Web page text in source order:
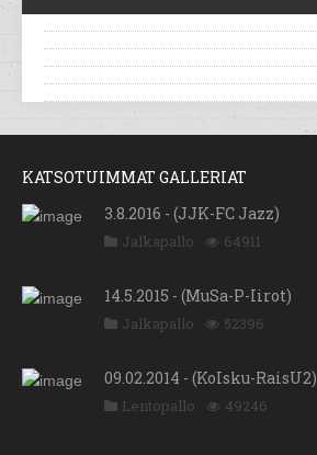
KATSOTUIMMAT GALLERIAT
3.8.2016 - (JJK-FC Jazz)
Jalkapallo 64911
14.5.2015 - (MuSa-P-Iirot)
Jalkapallo 52396
09.02.2014 - (KoIsku-RaisU2)
Lentopallo 49246